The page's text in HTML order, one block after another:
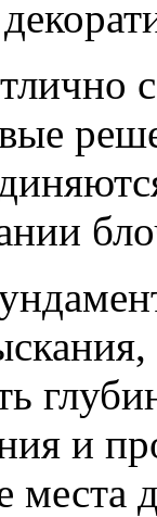
и
места